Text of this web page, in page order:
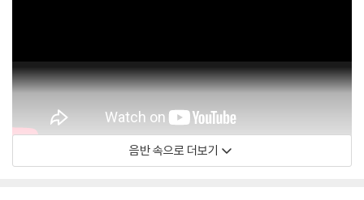
Valencia Baryton Project
음반 속으로 더보기